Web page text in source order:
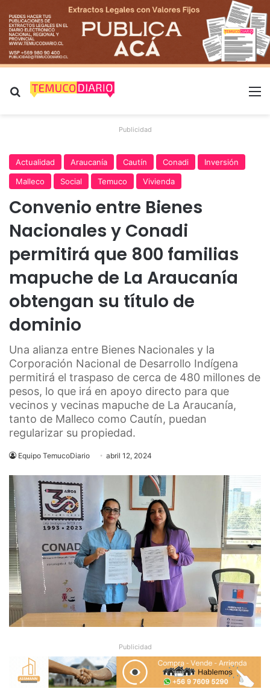
Buscar por
Publicidad
Actualidad Araucanía Cautín Conadi
Inversión
Malleco
Social Temuco Vivienda
Convenio entre Bienes
Nacionales y Conadi
permitirá que 800 familias
mapuche de La Araucanía
obtengan su título de
dominio
Una alianza entre Bienes Nacionales y la
Corporación Nacional de Desarrollo Indígena
permitirá el traspaso de cerca de 480 millones de
pesos, lo que irá en apoyo directo para que
vecinos y vecinas mapuche de La Araucanía,
tanto de Malleco como Cautín, puedan
regularizar su propiedad.
Equipo TemucoDiario abril 12, 2024
Publicidad